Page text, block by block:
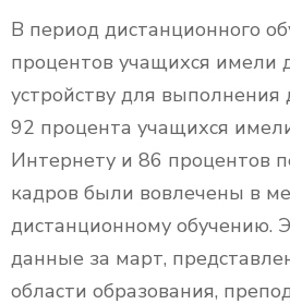
В период дистанционного
процентов учащихся имели
устройству для
92 процента учащихся
Интернету и 86 процентов
кадров были вовлечены в
дистанционному обучению.
данные за март,
области образования,